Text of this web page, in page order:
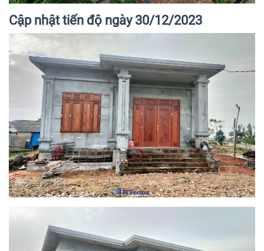
Cập nhật tiến độ ngày 30/12/2023